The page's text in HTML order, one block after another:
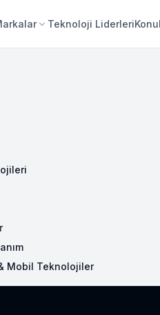
Teknoloji Liderleri
Mobil Teknolojiler